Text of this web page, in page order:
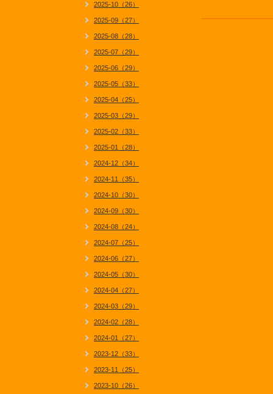
2025-10（26）
2025-09（27）
2025-08（28）
2025-07（29）
2025-06（29）
2025-05（33）
2025-04（25）
2025-03（29）
2025-02（33）
2025-01（28）
2024-12（34）
2024-11（35）
2024-10（30）
2024-09（30）
2024-08（24）
2024-07（25）
2024-06（27）
2024-05（30）
2024-04（27）
2024-03（29）
2024-02（28）
2024-01（27）
2023-12（33）
2023-11（25）
2023-10（26）